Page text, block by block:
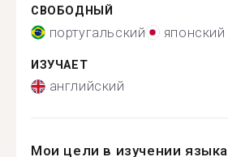
СВОБОДНЫЙ
португальский японский
ИЗУЧАЕТ
английский
Мои цели в изучении языка